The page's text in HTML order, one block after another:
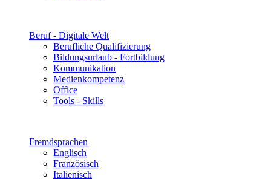
Beruf - Digitale Welt
Berufliche Qualifizierung
Bildungsurlaub - Fortbildung
Kommunikation
Medienkompetenz
Office
Tools - Skills
Fremdsprachen
Englisch
Französisch
Italienisch